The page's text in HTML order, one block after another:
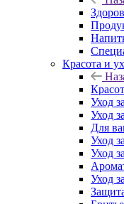
Красота и
Уход
Уход
Для
Уход
Уход
Уход